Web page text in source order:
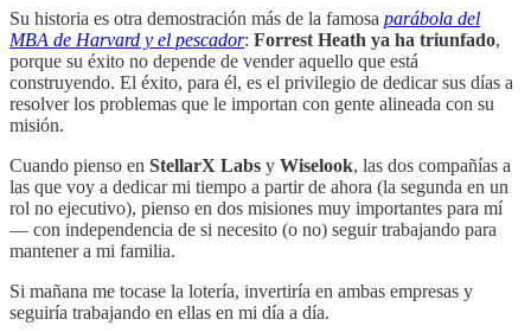
Su historia es otra demostración más de la famosa parábola del
MBA de Harvard y el pescador: Forrest Heath ya ha triunfado,
porque su éxito no depende de vender aquello que está
construyendo. El éxito, para él, es el privilegio de dedicar sus días a
resolver los problemas que le importan con gente alineada con su
misión.
Cuando pienso en StellarX Labs y Wiselook, las dos compañías a
las que voy a dedicar mi tiempo a partir de ahora (la segunda en un
rol no ejecutivo), pienso en dos misiones muy importantes para mí
— con independencia de si necesito (o no) seguir trabajando para
mantener a mi familia.
Si mañana me tocase la lotería, invertiría en ambas empresas y
seguiría trabajando en ellas en mi día a día.